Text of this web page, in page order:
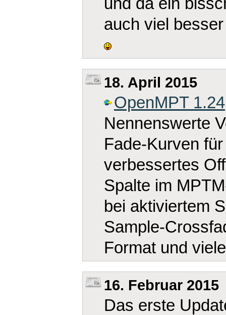
auch viel
18. April 2015
OpenMPT 1.24
Nennenswerte
Fade-Kurven
verbessertes
Spalte im
bei aktiviertem
Sample-
Format und
16. Februar 2015
Das erste